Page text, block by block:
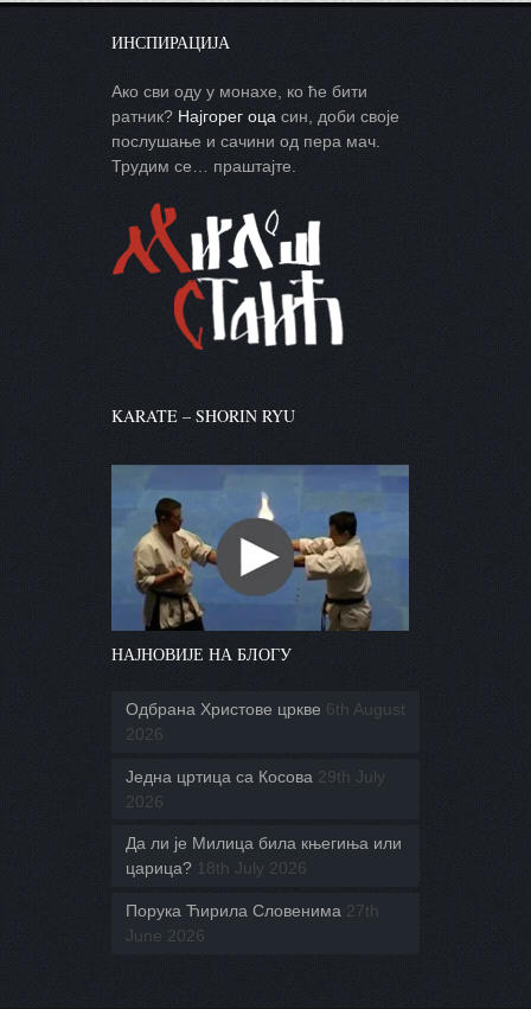
ИНСПИРАЦИЈА
Ако сви оду у монахе, ко ће бити
ратник? Најгорег оца син, доби своје
послушање и сачини од пера мач.
Трудим се… праштајте.
KARATE – SHORIN RYU
НАЈНОВИЈЕ НА БЛОГУ
Одбрана Христове цркве 6th August
2026
Једна цртица са Косова 29th July
2026
Да ли је Милица била књегиња или
царица? 18th July 2026
Порука Ћирила Словенима 27th
June 2026